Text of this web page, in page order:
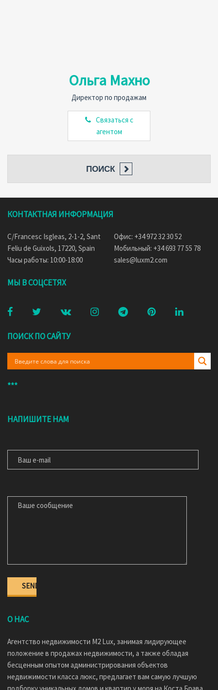
Ольга Махно
Директор по продажам
Связаться с
агентом
ПОИСК
КОНТАКТНАЯ ИНФОРМАЦИЯ
C/Francesc Isgleas, 2-1-2, Sant
Feliu de Guixols, 17220, Spain
Часы работы: 10:00-18:00
Офис: +34 972 32 30 52
Мобильный: +34 693 77 55 78
sales@luxm2.com
МЫ В СОЦСЕТЯХ
ПОИСК ПО САЙТУ
***
НАПИШИТЕ НАМ
О НАС
Агентство недвижимости M2 Lux, занимая лидирующее
положение в продажах недвижимости, а также обладая
бесценным опытом администрирования объектов
недвижимости класса люкс, предлагает вам самую лучшую